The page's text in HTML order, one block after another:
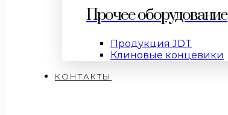
Прочее оборудование
Продукция JDT
Клиновые концевики
КОНТАКТЫ